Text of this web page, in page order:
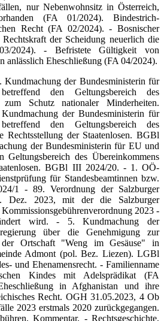
nur Nebenwohnsitz in Österreich,
(FA 01/2024). Bindestrich-
Recht (FA 02/2024). - Bosnischer
Rechtskraft der Scheidung neuerlich die
2024). - Befristete Gültigkeit von
anlässlich Eheschließung (FA 04/2024).
Kundmachung der Bundesministerin für
den Geltungsbereich des
zum Schutz nationaler Minderheiten.
der Bundesministerin für
den Geltungsbereich des
Rechtsstellung der Staatenlosen. BGBl
der Bundesministerin für EU und
Geltungsbereich des Übereinkommens
BGBl III 2024/20. - 1. OÖ-
für Standesbeamtinnen bzw.
1 - 89. Verordnung der Salzburger
Dez. 2023, mit der die Salzburger
2023 -
wird. - 5. Kundmachung der
über die Genehmigung zur
Ortschaft "Weng im Gesäuse" in
Admont (pol. Bez. Liezen). LGBl
und Ehenamensrecht. - Familienname
Kindes mit Adelsprädikat (FA
in Afghanistan und ihre
Recht. OGH 31.05.2023, 4 Ob
2023 erstmals 2020 zurückgegangen.
Kommentar. - Rechtsgeschichte,